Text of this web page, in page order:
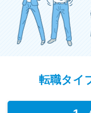
転職タイ